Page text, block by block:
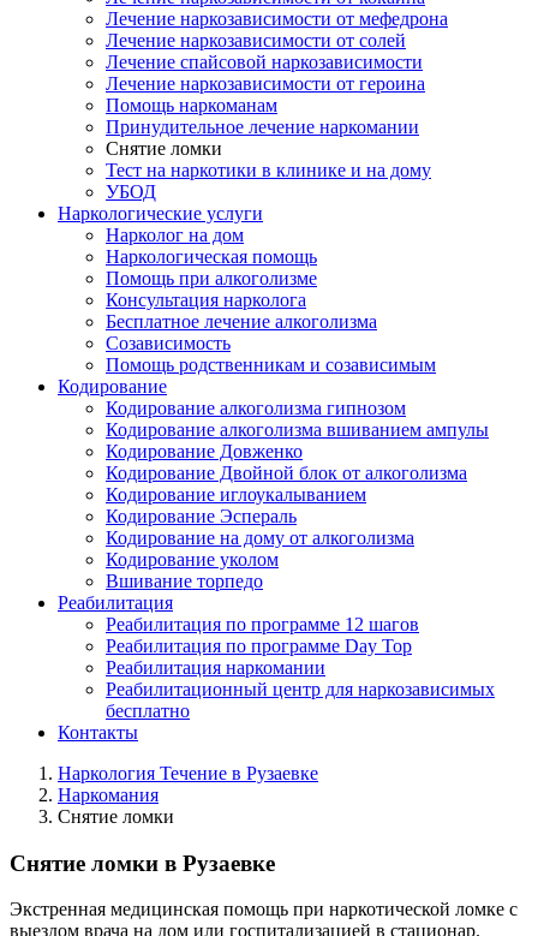
Лечение наркозависимости от мефедрона
Лечение наркозависимости от солей
Лечение спайсовой наркозависимости
Лечение наркозависимости от героина
Помощь наркоманам
Принудительное лечение наркомании
Снятие ломки
Тест на наркотики в клинике и на дому
УБОД
Наркологические услуги
Нарколог на дом
Наркологическая помощь
Помощь при алкоголизме
Консультация нарколога
Бесплатное лечение алкоголизма
Созависимость
Помощь родственникам и созависимым
Кодирование
Кодирование алкоголизма гипнозом
Кодирование алкоголизма вшиванием ампулы
Кодирование Довженко
Кодирование Двойной блок от алкоголизма
Кодирование иглоукалыванием
Кодирование Эспераль
Кодирование на дому от алкоголизма
Кодирование уколом
Вшивание торпедо
Реабилитация
Реабилитация по программе 12 шагов
Реабилитация по программе Day Top
Реабилитация наркомании
Реабилитационный центр для наркозависимых
бесплатно
Контакты
Наркология Течение в Рузаевке
Наркомания
Снятие ломки
Снятие ломки в Рузаевке
Экстренная медицинская помощь при наркотической ломке с
выездом врача на дом или госпитализацией в стационар.